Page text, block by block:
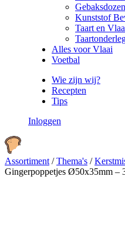
Gebaksdozen
Kunststof
Taart en
Alles voor Vlaai
Voetbal
Wie zijn wij?
Recepten
Tips
Inloggen
Assortiment /Thema's /
Gingerpoppetjes Ø50x35mm –